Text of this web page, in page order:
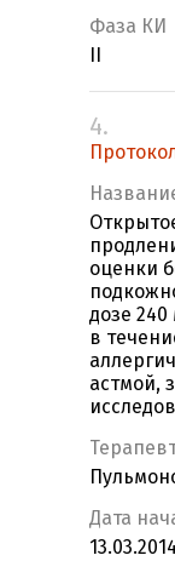
Фаза КИ
4.
оценки
дозе
в
астмой,
Дата